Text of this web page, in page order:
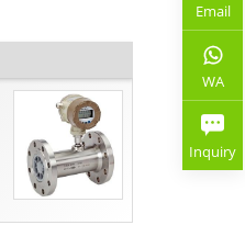
Email
WA
Inquiry